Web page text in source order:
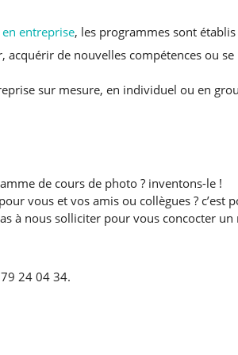
entreprise, les programmes sont
de nouvelles compétences ou
sur mesure, en individuel ou en
de cours de photo ? inventons-le !
vous et vos amis ou collègues ? c’est
à nous solliciter pour vous concocter
24 04 34.